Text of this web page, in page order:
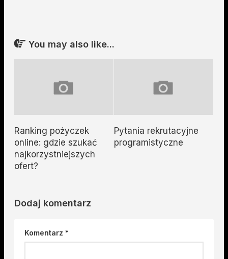
You may also like...
Ranking pożyczek
online: gdzie szukać
najkorzystniejszych
ofert?
Pytania rekrutacyjne
programistyczne
Dodaj komentarz
Komentarz *